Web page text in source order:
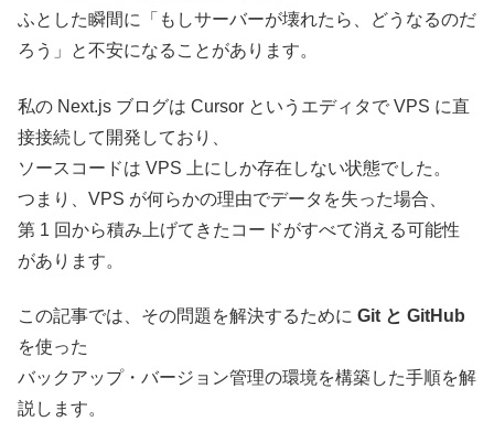
ふとした瞬間に「もしサーバーが壊れたら、どうなるのだ
ろう」と不安になることがあります。
私の Next.js ブログは Cursor というエディタで VPS に直
接接続して開発しており、
ソースコードは VPS 上にしか存在しない状態でした。
つまり、VPS が何らかの理由でデータを失った場合、
第 1 回から積み上げてきたコードがすべて消える可能性
があります。
この記事では、その問題を解決するために Git と GitHub
を使った
バックアップ・バージョン管理の環境を構築した手順を解
説します。